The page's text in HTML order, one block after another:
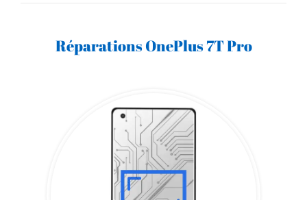
Réparations OnePlus 7T Pro